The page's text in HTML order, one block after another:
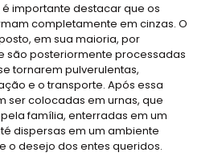
importante destacar que os
completamente em cinzas. O
em sua maioria, por
são posteriormente processadas
tornarem pulverulentas,
e o transporte. Após essa
ser colocadas em urnas, que
família, enterradas em um
dispersas em um ambiente
o desejo dos entes queridos.